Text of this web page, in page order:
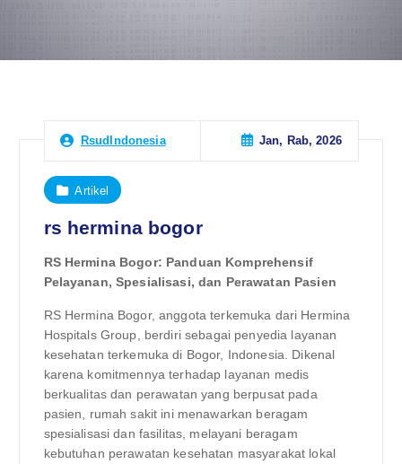
RsudIndonesia Jan, Rab, 2026
Artikel
rs hermina bogor
RS Hermina Bogor: Panduan Komprehensif
Pelayanan, Spesialisasi, dan Perawatan Pasien
RS Hermina Bogor, anggota terkemuka dari Hermina
Hospitals Group, berdiri sebagai penyedia layanan
kesehatan terkemuka di Bogor, Indonesia. Dikenal
karena komitmennya terhadap layanan medis
berkualitas dan perawatan yang berpusat pada
pasien, rumah sakit ini menawarkan beragam
spesialisasi dan fasilitas, melayani beragam
kebutuhan perawatan kesehatan masyarakat lokal